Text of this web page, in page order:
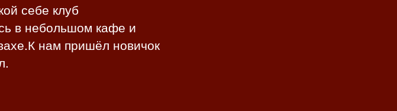
себе клуб
в небольшом кафе и
нам пришёл новичок